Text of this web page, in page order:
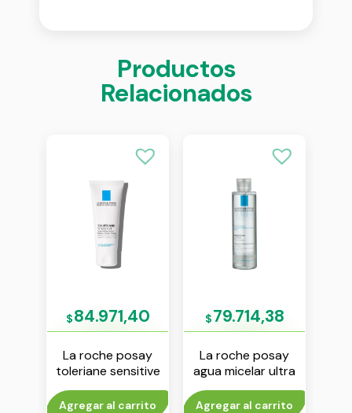
Productos
Relacionados
$84.971,40
La roche posay
toleriane sensitive
crema 40 ml
Agregar al carrito
$79.714,38
La roche posay
agua micelar ultra
pieles sensibles
200 ml
Agregar al carrito